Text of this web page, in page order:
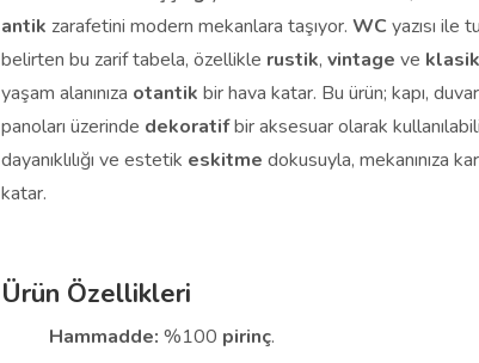
antik zarafetini modern mekanlara taşıyor. WC yazısı ile
belirten bu zarif tabela, özellikle rustik, vintage ve klasik
yaşam alanınıza otantik bir hava katar. Bu ürün; kapı,
panoları üzerinde dekoratifbir aksesuar olarak
dayanıklılığı ve estetik eskitme dokusuyla, mekanınıza
katar.
Ürün Özellikleri
Hammadde: %100 pirinç.